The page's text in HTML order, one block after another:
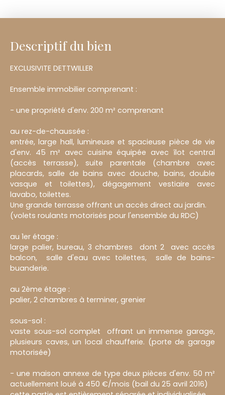
Descriptif du bien
EXCLUSIVITE DETTWILLER
Ensemble immobilier comprenant :
- une propriété d'env. 200 m² comprenant
au rez-de-chaussée :
entrée, large hall, lumineuse et spacieuse pièce de vie
d'env. 45 m² avec cuisine équipée avec îlot central
(accès terrasse), suite parentale (chambre avec
placards, salle de bains avec douche, bains, double
vasque et toilettes), dégagement vestiaire avec
lavabo, toilettes.
Une grande terrasse offrant un accès direct au jardin.
(volets roulants motorisés pour l'ensemble du RDC)
au 1er étage :
large palier, bureau, 3 chambres dont 2 avec accès
balcon, salle d'eau avec toilettes, salle de bains-
buanderie.
au 2ème étage :
palier, 2 chambres à terminer, grenier
sous-sol :
vaste sous-sol complet offrant un immense garage,
plusieurs caves, un local chaufferie. (porte de garage
motorisée)
- une maison annexe de type deux pièces d'env. 50 m²
actuellement loué à 450 €/mois (bail du 25 avril 2016)